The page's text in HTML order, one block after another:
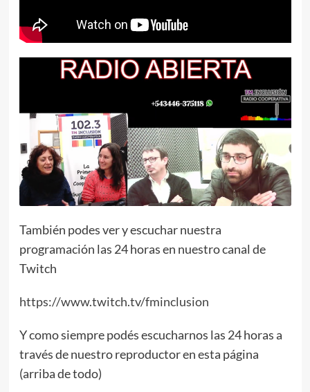
También podes ver y escuchar nuestra
programación las 24 horas en nuestro canal de
Twitch
https://www.twitch.tv/fminclusion
Y como siempre podés escucharnos las 24 horas a
través de nuestro reproductor en esta página
(arriba de todo)